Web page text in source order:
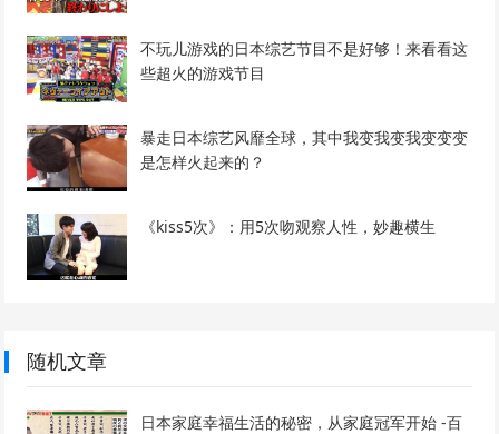
不玩儿游戏的日本综艺节目不是好够！来看看这
些超火的游戏节目
暴走日本综艺风靡全球，其中我变我变我变变变
是怎样火起来的？
《kiss5次》：用5次吻观察人性，妙趣横生
随机文章
日本家庭幸福生活的秘密，从家庭冠军开始 -百